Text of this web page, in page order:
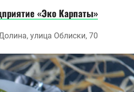
«Эко Карпаты»
улица Облиски, 70